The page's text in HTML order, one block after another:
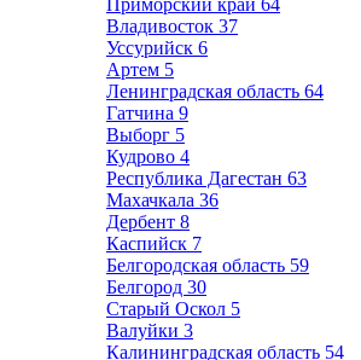
Приморский край 64
Владивосток 37
Уссурийск 6
Артем 5
Ленинградская область 64
Гатчина 9
Выборг 5
Кудрово 4
Республика Дагестан 63
Махачкала 36
Дербент 8
Каспийск 7
Белгородская область 59
Белгород 30
Старый Оскол 5
Валуйки 3
Калининградская область 54